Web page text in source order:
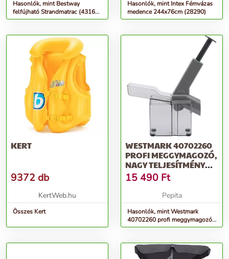
Hasonlók, mint Bestway
felfújható Strandmatrac (43161)
- Jégkrém
Hasonlók, mint Intex Fémvázas
medence 244x76cm (28290)
KERT
9372 db
KertWeb.hu
Összes Kert
WESTMARK 40702260
PROFI MEGGYMAGOZÓ,
NAGY TELJESÍTMÉNYŰ,
ALUMÍNIUM
15 490 Ft
Pepita
Hasonlók, mint Westmark
40702260 profi meggymagozó,
nagy teljesítményű, alumínium